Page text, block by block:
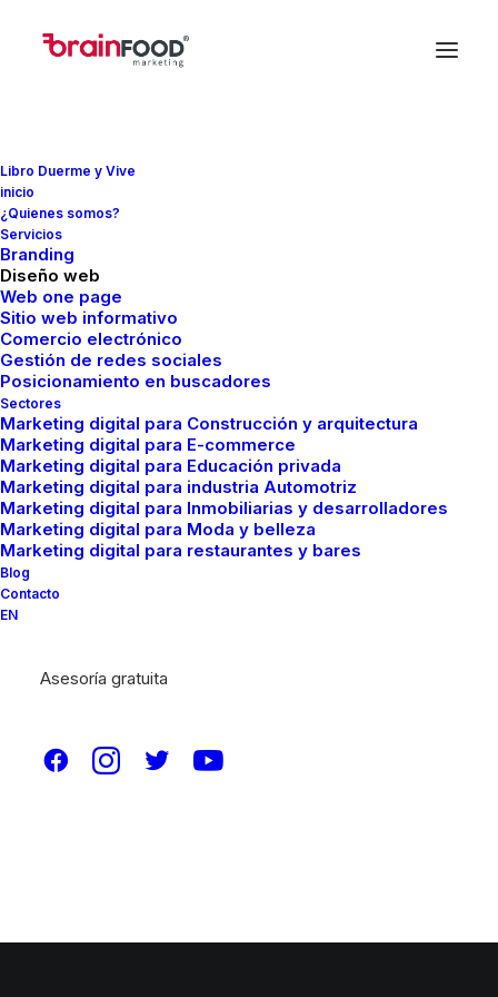
Libro Duerme y Vive
inicio
¿Quienes somos?
Servicios
Branding
Diseño web
Web one page
Sitio web informativo
Comercio electrónico
Gestión de redes sociales
Posicionamiento en buscadores
Sectores
Marketing digital para Construcción y arquitectura
Marketing digital para E-commerce
Marketing digital para Educación privada
Marketing digital para industria Automotriz
Marketing digital para Inmobiliarias y desarrolladores
Marketing digital para Moda y belleza
Marketing digital para restaurantes y bares
Blog
Contacto
EN
Asesoría gratuita
This is a custom category page for Creative
Digital Marketing Services in the USA